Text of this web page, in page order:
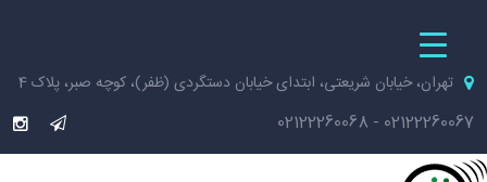
تهران، خیابان شریعتی، ابتدای خیابان دستگردی (ظفر)، کوچه صبر، پلاک 4
02122260067
-
02122260068